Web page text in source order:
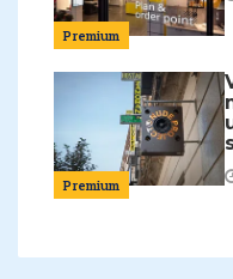
Premium
Premium